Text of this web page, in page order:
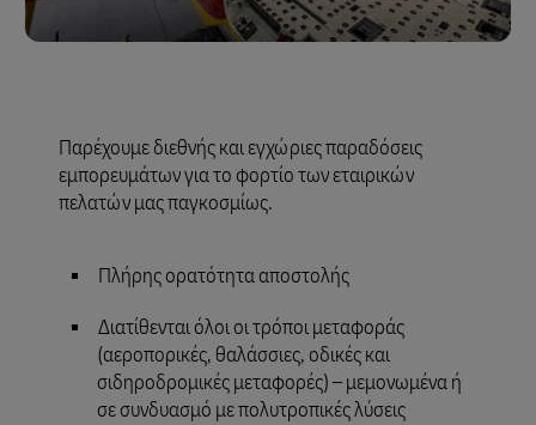
Παρέχουμε διεθνής και εγχώριες παραδόσεις
εμπορευμάτων για το φορτίο των εταιρικών
πελατών μας παγκοσμίως.
Πλήρης ορατότητα αποστολής
Διατίθενται όλοι οι τρόποι μεταφοράς
(αεροπορικές, θαλάσσιες, οδικές και
σιδηροδρομικές μεταφορές) – μεμονωμένα ή
σε συνδυασμό με πολυτροπικές λύσεις